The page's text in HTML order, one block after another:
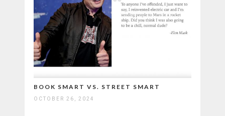
BOOK SMART VS. STREET SMART
OCTOBER 26, 2024